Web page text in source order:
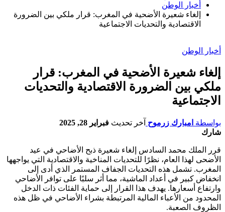
أخبار الوطن
إلغاء شعيرة الأضحية في المغرب: قرار ملكي بين الضرورة
الاقتصادية والتحديات الاجتماعية
أخبار الوطن
إلغاء شعيرة الأضحية في المغرب: قرار
ملكي بين الضرورة الاقتصادية والتحديات
الاجتماعية
بواسطة امبارك زرموح آخر تحديث فبراير 28, 2025
شارك
قرر الملك محمد السادس إلغاء شعيرة ذبح الأضاحي في عيد
الأضحى لهذا العام، نظرًا للتحديات المناخية والاقتصادية التي يواجهها
المغرب. تشمل هذه التحديات الجفاف المستمر الذي أدى إلى
انخفاض كبير في أعداد الماشية، مما أثر سلبًا على توافر الأضاحي
وارتفاع أسعارها. يهدف هذا القرار إلى حماية الفئات ذات الدخل
المحدود من الأعباء المالية المرتبطة بشراء الأضاحي في ظل هذه
الظروف الصعبة.